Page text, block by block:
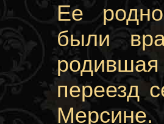
Ее
были
переезд